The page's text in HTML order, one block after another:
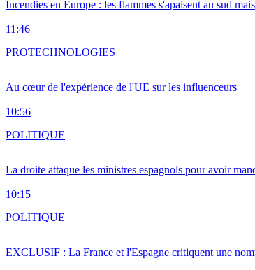
Incendies en Europe : les flammes s'apaisent au sud
11:46
Au cœur de l'expérience de l'UE sur les influenceurs
10:56
PROTECHNOLOGIES
La droite attaque les ministres espagnols pour avoir
10:15
POLITIQUE
EXCLUSIF : La France et l'Espagne critiquent une
POLITIQUE